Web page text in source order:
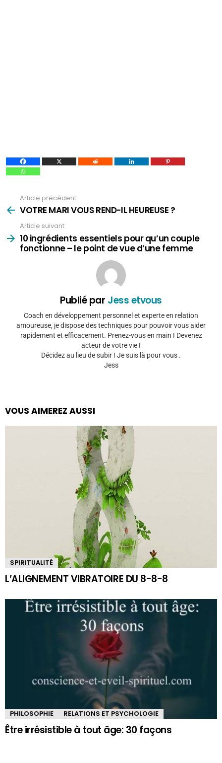
plus
Article précédent
VOTRE MARI VOUS REND-IL HEUREUSE ?
Article suivant
10 ingrédients essentiels pour qu’un couple
fonctionne – le point de vue d’une femme
Publié par Jess etvous
Coach en développement personnel et experte en relation
amoureuse, je dispose des techniques pour pouvoir vous aider
rapidement et efficacement. Prenez-vous en main ! Devenez
acteur de votre vie !
Décidez au lieu de subir ! Je suis là pour vous .
Jess
VOUS AIMEREZ AUSSI
SPIRITUALITÉ
L’ALIGNEMENT VIBRATOIRE DU 8-8-8
PHILOSOPHIE RELATIONS ET PSYCHOLOGIE
Être irrésistible à tout âge: 30 façons